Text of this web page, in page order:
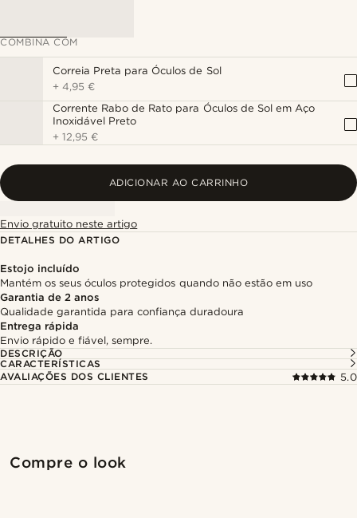
COMBINA COM
Correia Preta para Óculos de Sol
+4,95 €
Corrente Rabo de Rato para Óculos de Sol em Aço
Inoxidável Preto
+12,95 €
ADICIONAR AO CARRINHO
Envio gratuito neste artigo
DETALHES DO ARTIGO
Estojo incluído
Mantém os seus óculos protegidos quando não estão em uso
Garantia de 2 anos
Qualidade garantida para confiança duradoura
Entrega rápida
Envio rápido e fiável, sempre.
DESCRIÇÃO
CARACTERÍSTICAS
AVALIAÇÕES DOS CLIENTES
5.0
Compre o look